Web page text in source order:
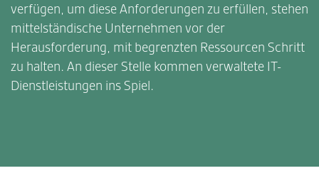
verfügen, um diese Anforderungen zu erfüllen, stehen
mittelständische Unternehmen vor der
Herausforderung, mit begrenzten Ressourcen Schritt
zu halten. An dieser Stelle kommen verwaltete IT-
Dienstleistungen ins Spiel.